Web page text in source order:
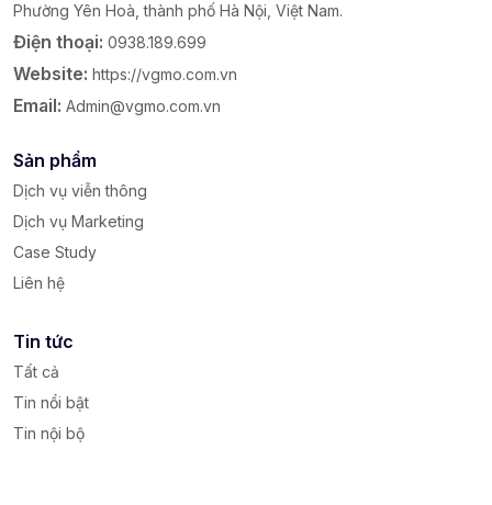
Phường Yên Hoà, thành phố Hà Nội, Việt Nam.
Điện thoại: 0938.189.699
Website: https://vgmo.com.vn
Email: Admin@vgmo.com.vn
Sản phẩm
Dịch vụ viễn thông
Dịch vụ Marketing
Case Study
Liên hệ
Tin tức
Tất cả
Tin nổi bật
Tin nội bộ